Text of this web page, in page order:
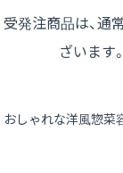
受発注商品は、通
ざいます
おしゃれな洋風惣菜